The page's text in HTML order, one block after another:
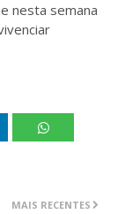
nesta semana
MAIS RECENTES